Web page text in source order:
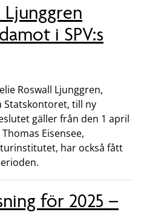
i SPV:s
Roswall Ljunggren,
till ny
gäller från den 1 april
Eisensee,
har också fått
för 2025 –